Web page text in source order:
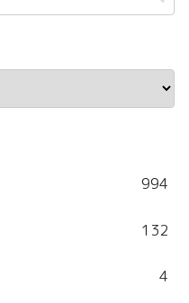
994
132
4